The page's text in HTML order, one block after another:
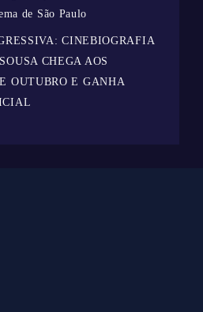
de São Paulo
CINEBIOGRAFIA
CHEGA AOS
OUTUBRO E GANHA